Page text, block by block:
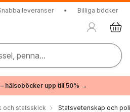
leveranser • Billiga böcker
penna...
hälsoböcker upp till 50% →
och statsskick Statsvetenskap och